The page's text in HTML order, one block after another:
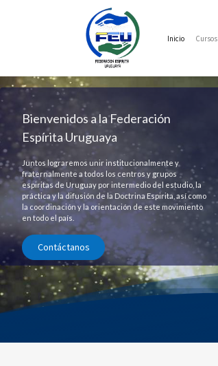
Inicio Cursos
Bienvenidos a la Federación
Espírita Uruguaya
Juntos lograremos unir institucionalmente y
fraternalmente a todos los centros y grupos
espiritas de Uruguay por intermedio del estudio, la
práctica y la difusión de la Doctrina Espirita, así como
la coordinación y la orientación de este movimiento
en todo el país.
Contáctanos